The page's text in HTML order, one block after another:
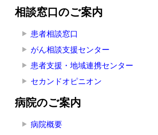
相談窓口のご案内
患者相談窓口
がん相談支援センター
患者支援・地域連携センター
セカンドオピニオン
病院のご案内
病院概要